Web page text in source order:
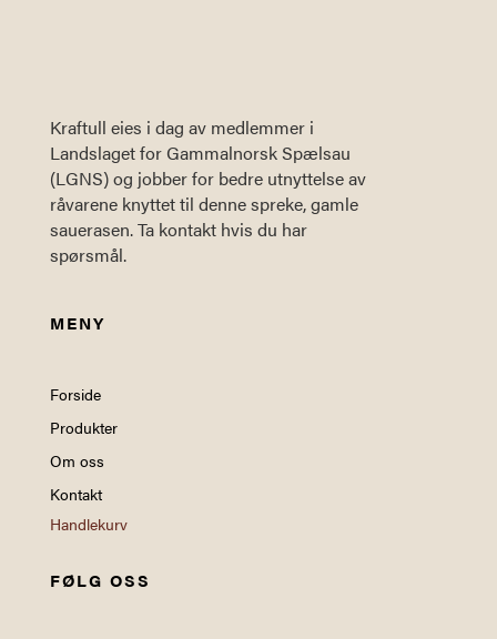
Kraftull eies i dag av medlemmer i
Landslaget for Gammalnorsk Spælsau
(LGNS) og jobber for bedre utnyttelse av
råvarene knyttet til denne spreke, gamle
sauerasen. Ta kontakt hvis du har
spørsmål.
MENY
Forside
Produkter
Om oss
Kontakt
Handlekurv
FØLG OSS